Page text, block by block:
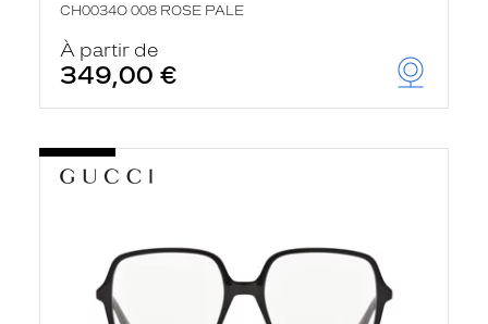
CH0034O 008 ROSE PALE
À partir de
349,00 €